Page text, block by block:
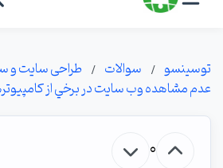
توسینسو سوالات
طراحی سایت و
عدم مشاهده وب سايت در برخي از
0